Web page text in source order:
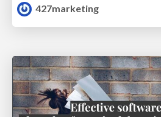
427marketing